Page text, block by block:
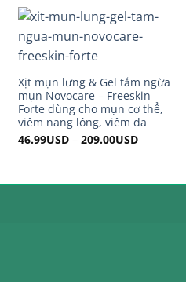
Xịt mụn lưng & Gel tắm ngừa
mụn Novocare – Freeskin
Forte dùng cho mụn cơ thể,
viêm nang lông, viêm da
46.99USD– 209.00USD